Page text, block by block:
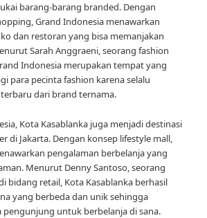
barang-barang branded. Dengan
Grand Indonesia menawarkan
dan restoran yang bisa memanjakan
Sarah Anggraeni, seorang fashion
Indonesia merupakan tempat yang
para pecinta fashion karena selalu
dari brand ternama.
Kota Kasablanka juga menjadi destinasi
di Jakarta. Dengan konsep lifestyle mall,
pengalaman berbelanja yang
Menurut Denny Santoso, seorang
bidang retail, Kota Kasablanka berhasil
yang berbeda dan unik sehingga
pengunjung untuk berbelanja di sana.